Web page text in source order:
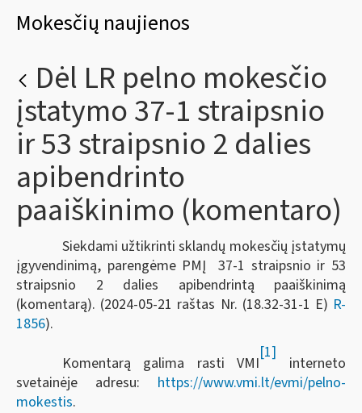
Mokesčių naujienos
Dėl LR pelno mokesčio
įstatymo 37-1 straipsnio
ir 53 straipsnio 2 dalies
apibendrinto
paaiškinimo (komentaro)
Siekdami užtikrinti sklandų mokesčių įstatymų
įgyvendinimą, parengėme PMĮ 37-1 straipsnio ir 53
straipsnio 2 dalies apibendrintą paaiškinimą
(komentarą). (2024-05-21 raštas Nr. (18.32-31-1 E) R-
1856).
Komentarą galima rasti VMI
[1]
interneto
svetainėje adresu: https://www.vmi.lt/evmi/pelno-
mokestis.